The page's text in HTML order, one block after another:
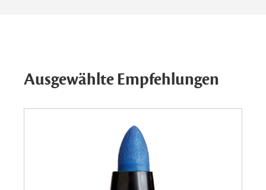
Ausgewählte Empfehlungen